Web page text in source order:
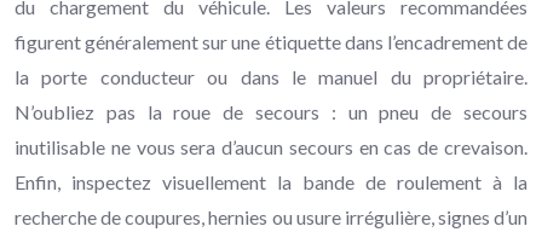
du chargement du véhicule. Les valeurs recommandées
figurent généralement sur une étiquette dans l’encadrement de
la porte conducteur ou dans le manuel du propriétaire.
N’oubliez pas la roue de secours : un pneu de secours
inutilisable ne vous sera d’aucun secours en cas de crevaison.
Enfin, inspectez visuellement la bande de roulement à la
recherche de coupures, hernies ou usure irrégulière, signes d’un